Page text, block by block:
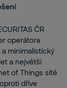
ČR
operátora
minimalistický
a největší
of Things sítě
dříve